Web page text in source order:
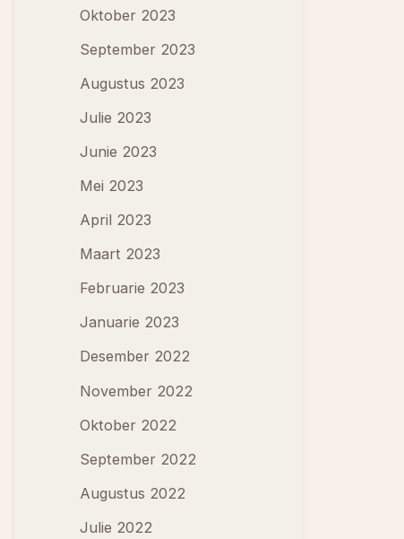
Oktober 2023
September 2023
Augustus 2023
Julie 2023
Junie 2023
Mei 2023
April 2023
Maart 2023
Februarie 2023
Januarie 2023
Desember 2022
November 2022
Oktober 2022
September 2022
Augustus 2022
Julie 2022